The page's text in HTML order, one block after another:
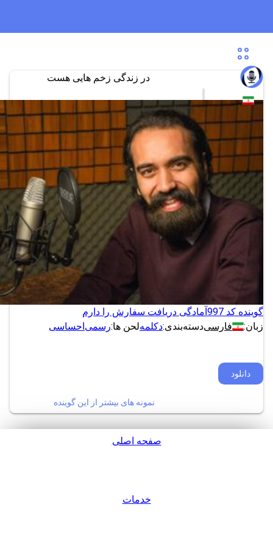
در زندگی زخم هایی هست
گوینده کد 997
آمادگی دریافت سفارش را دارم
زبان:
فارسیدسته‌بندی:دکلمهلحن ها:رسمیاحساسی
دانلود
نمونه های بیشتر از این گوینده
صفحه اصلی
خدمات